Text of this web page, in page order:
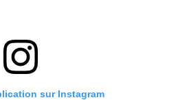
sur Instagram